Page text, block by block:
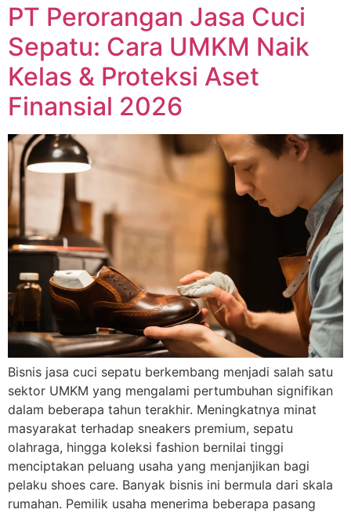
PT Perorangan Jasa Cuci
Sepatu: Cara UMKM Naik
Kelas & Proteksi Aset
Finansial 2026
Bisnis jasa cuci sepatu berkembang menjadi salah satu
sektor UMKM yang mengalami pertumbuhan signifikan
dalam beberapa tahun terakhir. Meningkatnya minat
masyarakat terhadap sneakers premium, sepatu
olahraga, hingga koleksi fashion bernilai tinggi
menciptakan peluang usaha yang menjanjikan bagi
pelaku shoes care. Banyak bisnis ini bermula dari skala
rumahan. Pemilik usaha menerima beberapa pasang